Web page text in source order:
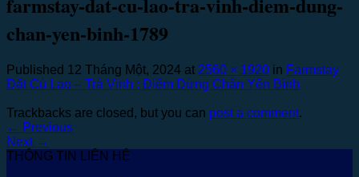
chan-yen-binh-1789
Published 12 Tháng Một, 2024 at 2560 × 1920 in Farmstay
Đất Cù Lao – Trà Vinh : Điểm Dừng Chân Yên Bình
Trackbacks are closed, but you can post a comment.
← Previous
Next →
THÔNG TIN LIÊN HỆ